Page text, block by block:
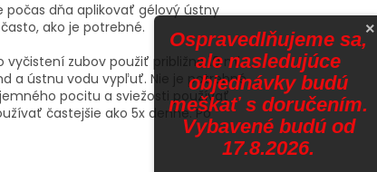
počas dňa aplikovať gélový ústny
ako je potrebné.
vyčistení zubov použiť približne 10 ml
a ústnu vodu vypľuť. Nie je potrebné
pocitu a sviežosti používať
častejšie ako 5x denne. Po
×
Ospravedlňujeme sa,
ale nasledujúce
objednávky budú
meškať s doručením.
Vybavené budú od
17.8.2026.